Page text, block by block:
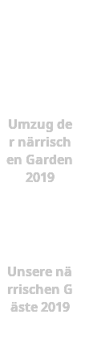
Umzug de
r närrisch
en Garden
2019
Unsere nä
rrischen G
äste 2019